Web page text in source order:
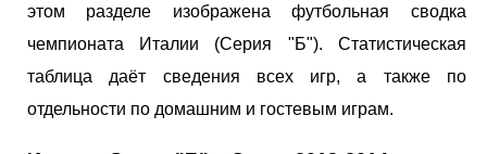
этом разделе изображена футбольная сводка
чемпионата Италии (Серия "Б"). Статистическая
таблица даёт сведения всех игр, а также по
отдельности по домашним и гостевым играм.